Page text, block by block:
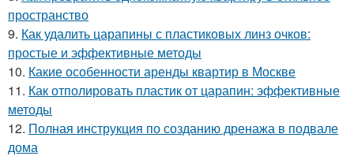
пространство
9. Как удалить царапины с пластиковых линз очков:
простые и эффективные методы
10. Какие особенности аренды квартир в Москве
11. Как отполировать пластик от царапин: эффективные
методы
12. Полная инструкция по созданию дренажа в подвале
дома